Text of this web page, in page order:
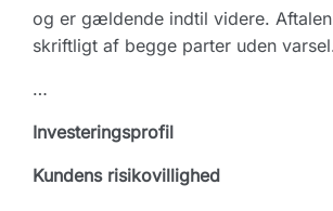
og er gældende indtil videre.
skriftligt af begge parter uden
…
Investeringsprofil
Kundens risikovillighed